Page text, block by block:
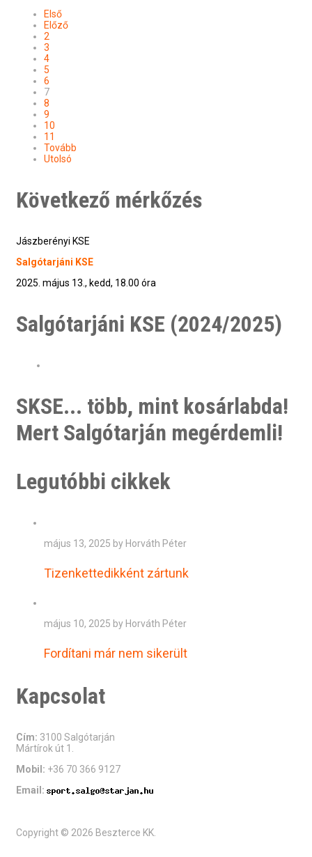
Első
Előző
2
3
4
5
6
7
8
9
10
11
Tovább
Utolsó
Következő mérkőzés
Jászberényi KSE
Salgótarjáni KSE
2025. május 13., kedd, 18.00 óra
Salgótarjáni KSE (2024/2025)
SKSE... több, mint kosárlabda!
Mert Salgótarján megérdemli!
Legutóbbi cikkek
május 13, 2025 by Horváth Péter
Tizenkettedikként zártunk
május 10, 2025 by Horváth Péter
Fordítani már nem sikerült
Kapcsolat
Cím: 3100 Salgótarján
Mártírok út 1.
Mobil: +36 70 366 9127
Email:
Copyright © 2026 Beszterce KK.